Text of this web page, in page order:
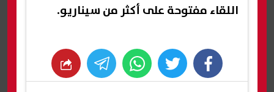
اللقاء مفتوحة على أكثر من سيناريو.
facebook
twitter
whats